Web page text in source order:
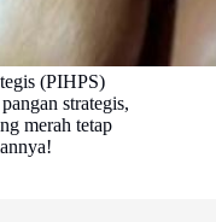
(PIHPS)
strategis,
merah tetap